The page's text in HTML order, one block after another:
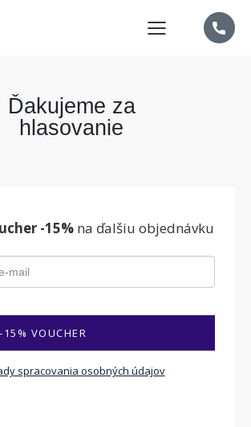
Ďakujeme za
hlasovanie
-15% na ďalšiu objednávku
15% VOUCHER
spracovania osobných údajov